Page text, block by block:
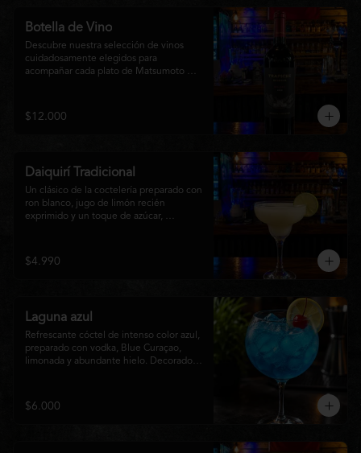
Botella de Vino
Descubre nuestra selección de vinos
cuidadosamente elegidos para
acompañar cada plato de Matsumoto
$12.000
Daiquirí Tradicional
Un clásico de la coctelería preparado con
ron blanco, jugo de limón recién
exprimido y un toque de azúcar,
cóctel equilibrado, de notas cítricas y
sabor intenso, perfecto para disfrutar en
$4.990
Laguna azul
Refrescante cóctel de intenso color azul,
preparado con vodka, Blue Curaçao,
limonada y abundante hielo. Decorado
final fresco, ideal para cualquier ocasión.
$6.000